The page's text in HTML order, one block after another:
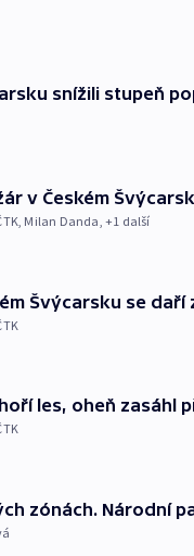
snížili stupeň
v Českém
Milan Danda , +1 další
Švýcarsku se
les, oheň zasáhl
zónách. Národní